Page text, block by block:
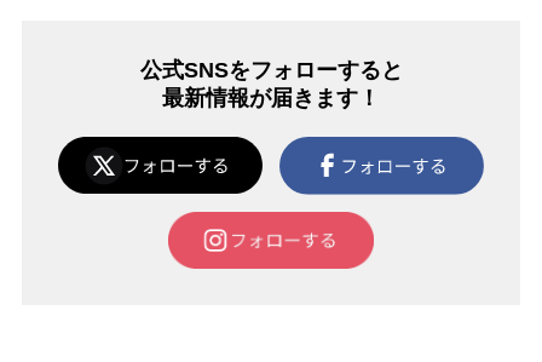
公式SNSをフォローすると
最新情報が届きます！